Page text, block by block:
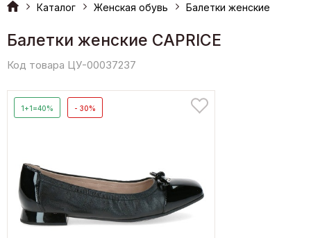
Каталог Женская обувь Балетки женские
Балетки женские CAPRICE
Код товара ЦУ-00037237
1+1=40% - 30%